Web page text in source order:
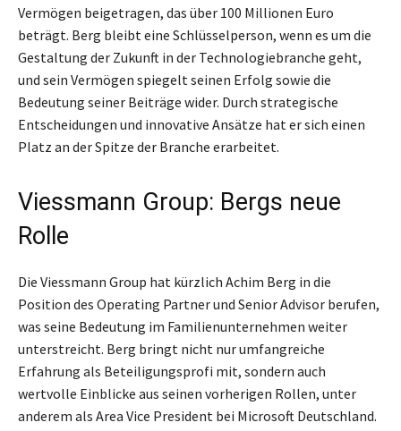
Vermögen beigetragen, das über 100 Millionen Euro
beträgt. Berg bleibt eine Schlüsselperson, wenn es um die
Gestaltung der Zukunft in der Technologiebranche geht,
und sein Vermögen spiegelt seinen Erfolg sowie die
Bedeutung seiner Beiträge wider. Durch strategische
Entscheidungen und innovative Ansätze hat er sich einen
Platz an der Spitze der Branche erarbeitet.
Viessmann Group: Bergs neue
Rolle
Die Viessmann Group hat kürzlich Achim Berg in die
Position des Operating Partner und Senior Advisor berufen,
was seine Bedeutung im Familienunternehmen weiter
unterstreicht. Berg bringt nicht nur umfangreiche
Erfahrung als Beteiligungsprofi mit, sondern auch
wertvolle Einblicke aus seinen vorherigen Rollen, unter
anderem als Area Vice President bei Microsoft Deutschland.